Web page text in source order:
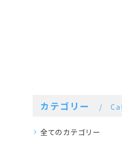
カテゴリー
全てのカテゴリー